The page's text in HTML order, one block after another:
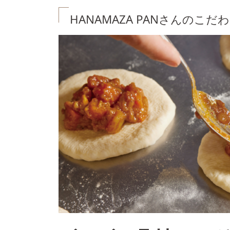
HANAMAZA PANさんのこだ